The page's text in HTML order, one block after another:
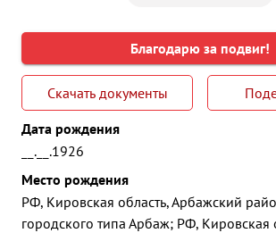
Благодарю за подвиг!
Скачать документы
Дата рождения
__.__.1926
Место рождения
РФ, Кировская область, Арбажский
городского типа Арбаж; РФ, Кировская